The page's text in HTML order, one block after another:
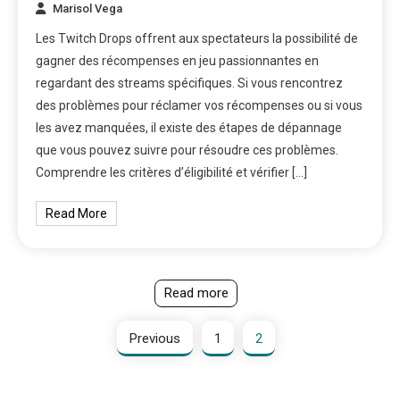
Marisol Vega
Les Twitch Drops offrent aux spectateurs la possibilité de
gagner des récompenses en jeu passionnantes en
regardant des streams spécifiques. Si vous rencontrez
des problèmes pour réclamer vos récompenses ou si vous
les avez manquées, il existe des étapes de dépannage
que vous pouvez suivre pour résoudre ces problèmes.
Comprendre les critères d’éligibilité et vérifier […]
Read More
Read more
Previous 1 2